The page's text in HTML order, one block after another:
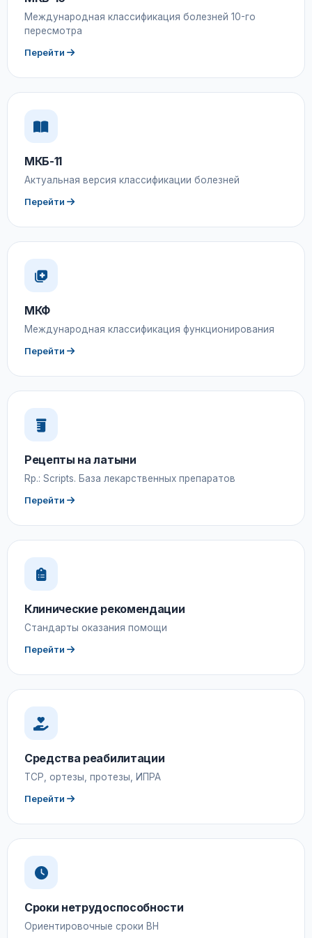
Международная классификация болезней 10-го
пересмотра
Перейти
МКБ-11
Актуальная версия классификации болезней
Перейти
МКФ
Международная классификация функционирования
Перейти
Рецепты на латыни
Rp.: Scripts. База лекарственных препаратов
Перейти
Клинические рекомендации
Стандарты оказания помощи
Перейти
Средства реабилитации
ТСР, ортезы, протезы, ИПРА
Перейти
Сроки нетрудоспособности
Ориентировочные сроки ВН